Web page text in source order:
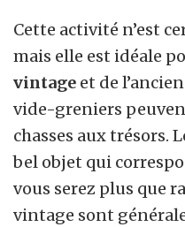
Cette activité n’est
mais elle est idéale
vintage et de
vide-greniers
chasses aux trésors.
bel objet qui
vous serez plus que
vintage sont